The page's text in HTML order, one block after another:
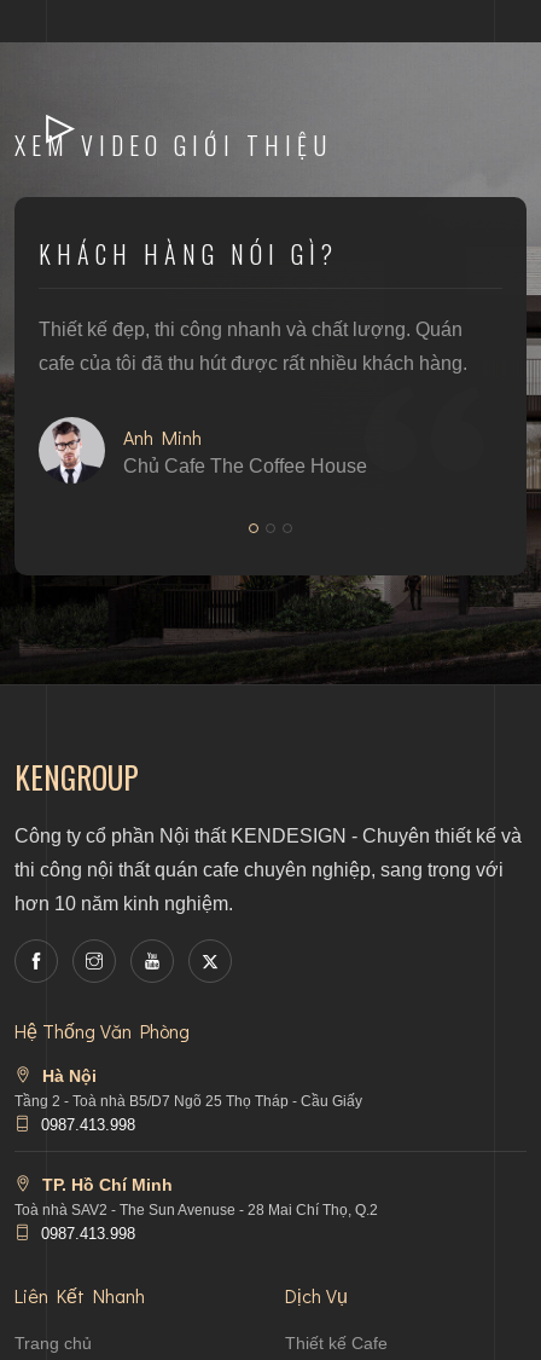
XEM VIDEO GIỚI THIỆU
KHÁCH HÀNG NÓI GÌ?
Thiết kế đẹp, thi công nhanh và chất lượng. Quán
cafe của tôi đã thu hút được rất nhiều khách hàng.
Anh Minh
Chủ Cafe The Coffee House
KENGROUP
Công ty cổ phần Nội thất KENDESIGN - Chuyên thiết kế và
thi công nội thất quán cafe chuyên nghiệp, sang trọng với
hơn 10 năm kinh nghiệm.
Hệ Thống Văn Phòng
Hà Nội
Tầng 2 - Toà nhà B5/D7 Ngõ 25 Thọ Tháp - Cầu Giấy
0987.413.998
TP. Hồ Chí Minh
Toà nhà SAV2 - The Sun Avenuse - 28 Mai Chí Thọ, Q.2
0987.413.998
Liên Kết Nhanh
Trang chủ
Dịch Vụ
Thiết kế Cafe